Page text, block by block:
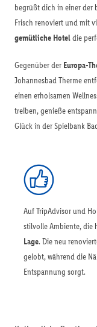
begrüßt dich in einer der
Frisch renoviert und mit
gemütliche Hoteldie
Gegenüber der Europa-
Johannesbad Therme
einen erholsamen
treiben, genieße
Glück in der Spielbank
Auf TripAdvisor und
stilvolle Ambiente, die
Lage. Die neu
gelobt, während die
Entspannung sorgt.